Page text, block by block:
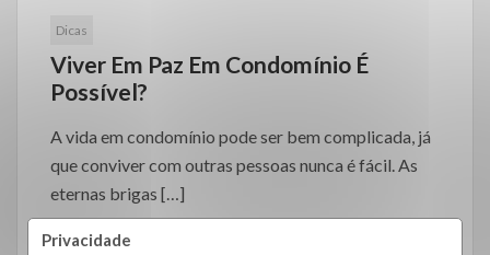
Privacidade
Dicas
Viver Em Paz Em Condomínio É
Possível?
A vida em condomínio pode ser bem complicada, já
que conviver com outras pessoas nunca é fácil. As
eternas brigas […]